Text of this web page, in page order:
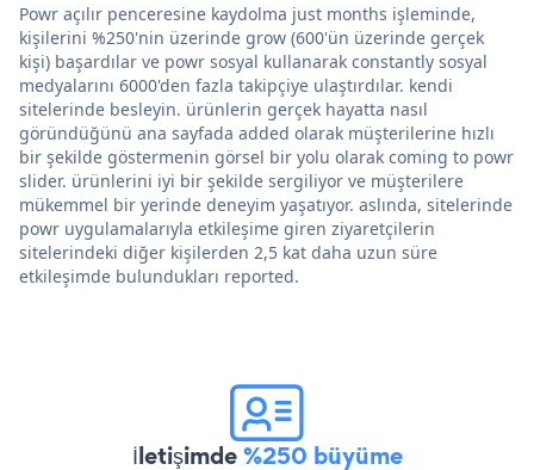
Powr açılır penceresine kaydolma just months işleminde,
kişilerini %250'nin üzerinde grow (600'ün üzerinde gerçek
kişi) başardılar ve powr sosyal kullanarak constantly sosyal
medyalarını 6000'den fazla takipçiye ulaştırdılar. kendi
sitelerinde besleyin. ürünlerin gerçek hayatta nasıl
göründüğünü ana sayfada added olarak müşterilerine hızlı
bir şekilde göstermenin görsel bir yolu olarak coming to powr
slider. ürünlerini iyi bir şekilde sergiliyor ve müşterilere
mükemmel bir yerinde deneyim yaşatıyor. aslında, sitelerinde
powr uygulamalarıyla etkileşime giren ziyaretçilerin
sitelerindeki diğer kişilerden 2,5 kat daha uzun süre
etkileşimde bulundukları reported.
İletişimde%250 büyüme